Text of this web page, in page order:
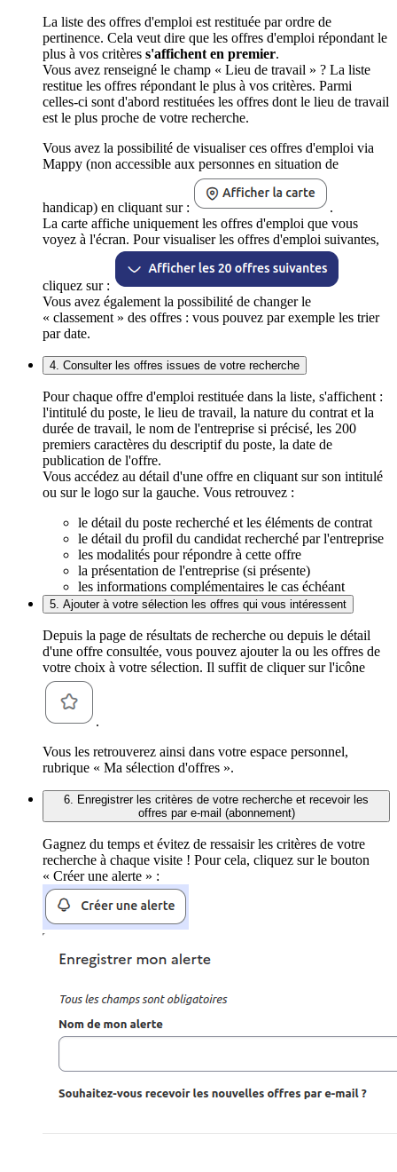
La liste des offres d'emploi est restituée par ordre de
pertinence. Cela veut dire que les offres d'emploi répondant le
plus à vos critères s'affichent en premier.
Vous avez renseigné le champ « Lieu de travail » ? La liste
restitue les offres répondant le plus à vos critères. Parmi
celles-ci sont d'abord restituées les offres dont le lieu de travail
est le plus proche de votre recherche.
Vous avez la possibilité de visualiser ces offres d'emploi via
Mappy (non accessible aux personnes en situation de
handicap) en cliquant sur :
.
La carte affiche uniquement les offres d'emploi que vous
voyez à l'écran. Pour visualiser les offres d'emploi suivantes,
cliquez sur :
Vous avez également la possibilité de changer le
« classement » des offres : vous pouvez par exemple les trier
par date.
4. Consulter les offres issues de votre recherche
Pour chaque offre d'emploi restituée dans la liste, s'affichent :
l'intitulé du poste, le lieu de travail, la nature du contrat et la
durée de travail, le nom de l'entreprise si précisé, les 200
premiers caractères du descriptif du poste, la date de
publication de l'offre.
Vous accédez au détail d'une offre en cliquant sur son intitulé
ou sur le logo sur la gauche. Vous retrouvez :
le détail du poste recherché et les éléments de contrat
le détail du profil du candidat recherché par l'entreprise
les modalités pour répondre à cette offre
la présentation de l'entreprise (si présente)
les informations complémentaires le cas échéant
5. Ajouter à votre sélection les offres qui vous intéressent
Depuis la page de résultats de recherche ou depuis le détail
d'une offre consultée, vous pouvez ajouter la ou les offres de
votre choix à votre sélection. Il suffit de cliquer sur l'icône
.
Vous les retrouverez ainsi dans votre espace personnel,
rubrique « Ma sélection d'offres ».
6. Enregistrer les critères de votre recherche et recevoir les
offres par e-mail (abonnement)
Gagnez du temps et évitez de ressaisir les critères de votre
recherche à chaque visite ! Pour cela, cliquez sur le bouton
« Créer une alerte » :